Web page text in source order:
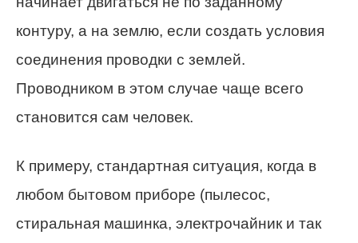
контуру, а на землю, если создать условия
соединения проводки с землей.
Проводником в этом случае чаще всего
становится сам человек.
К примеру, стандартная ситуация, когда в
любом бытовом приборе (пылесос,
стиральная машинка, электрочайник и так